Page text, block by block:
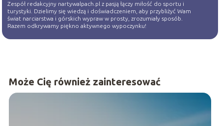
Zespół redakcyjny nartywalpach.pl z pasją łączy miłość do sportu i
turystyki. Dzielimy się wiedzą i doświadczeniem, aby przybliżyć Wam
świat narciarstwa i górskich wypraw w prosty, zrozumiały sposób.
Razem odkrywamy piękno aktywnego wypoczynku!
Może Cię również zainteresować